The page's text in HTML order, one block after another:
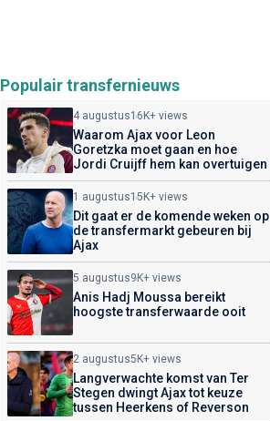
Populair transfernieuws
4 augustus16K+ views
Waarom Ajax voor Leon
Goretzka moet gaan en hoe
Jordi Cruijff hem kan overtuigen
1 augustus15K+ views
Dit gaat er de komende weken op
de transfermarkt gebeuren bij
Ajax
5 augustus9K+ views
Anis Hadj Moussa bereikt
hoogste transferwaarde ooit
2 augustus5K+ views
Langverwachte komst van Ter
Stegen dwingt Ajax tot keuze
tussen Heerkens of Reverson